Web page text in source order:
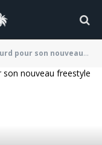
freestyle « J’te r’emmerde »